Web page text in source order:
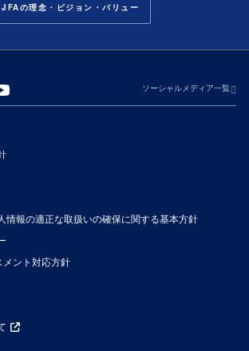
JFAの理念・ビジョン・バリュー
ソーシャルメディア一覧
情報の適正な取扱いの確保に関する基本方針
メント対応方針